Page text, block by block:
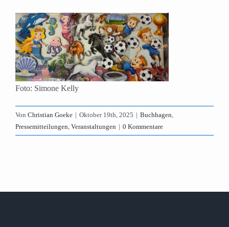
Foto: Simone Kelly
Von Christian Goeke | Oktober 19th, 2025 | Buchhagen,
Pressemitteilungen, Veranstaltungen | 0 Kommentare